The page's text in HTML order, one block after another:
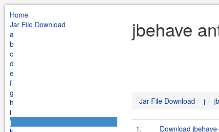
Home
Jar File Download
a
b
c
d
e
f
g
h
i
j
jbehave
Jar File Download j
1. Download